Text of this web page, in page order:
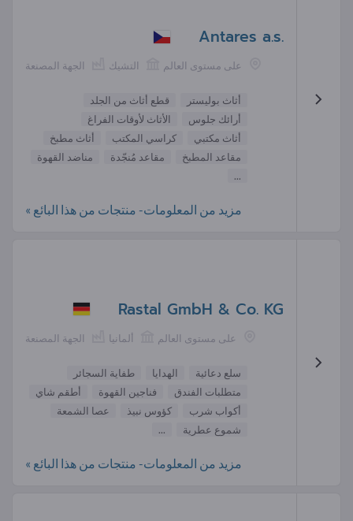
Antares a.s.
الجهة المصنعة التشيك على مستوى العالم
أثاث بوليستر
قطع أثاث من الجلد
أرائك جلوس
الأثاث لأوقات الفراغ
أثاث مكتبي
كراسي المكتب
أثاث مطبخ
مقاعد المطبخ
مقاعد مُنجّدة
مناضد القهوة
...
مزيد من المعلومات- منتجات من هذا البائع »
Rastal GmbH & Co. KG
الجهة المصنعة ألمانيا على مستوى العالم
سلع دعائية الهدايا
طفاية السجائر
متطلبات الفندق
فناجين القهوة
أطقم شاي
أكواب شرب
كؤوس نبيذ
عصا الشمعة
شموع عطرية
...
مزيد من المعلومات- منتجات من هذا البائع »